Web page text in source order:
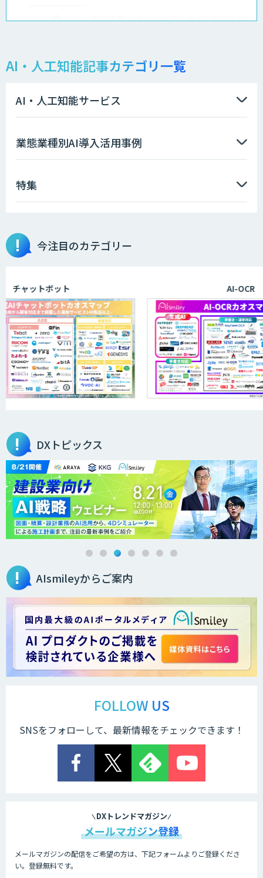
設計不明の古いシステムをAIが解析して
AIエージェント開発支援
AIエンジニアアカデミー（バイブコーデ
aiDAPTIV+
ELYZA Works with KDDI
JAPAN AI KNOWLEDGE
オーダーメイドAI人材育成研修
Brain Plus for Sales
データ分析/AI開発/コンサルティング
Docify（ドシファイ）
Cogent AI Cabinet
AI・人工知能記事カテゴリ一覧
AI・人工知能サービス
業態業種別AI導入活用事例
特集
今注目のカテゴリー
ャットボット AI-OCR
DXトピックス
AIsmileyからご案内
FOLLOW US
SNSをフォローして、最新情報をチェックできます！
DXトレンドマガジン
メールマガジン登録
メールマガジンの配信をご希望の方は、下記フォームよりご登録くださ
い。登録無料です。